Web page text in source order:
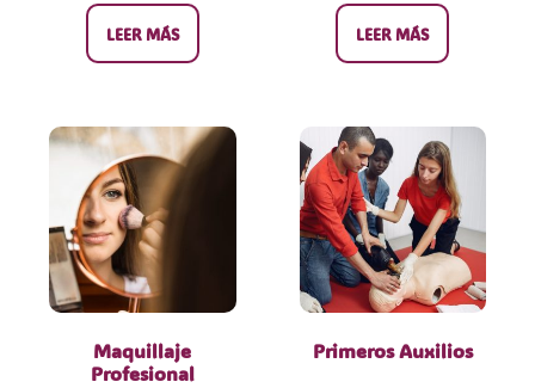
LEER MÁS LEER MÁS
Maquillaje
Profesional
Primeros Auxilios